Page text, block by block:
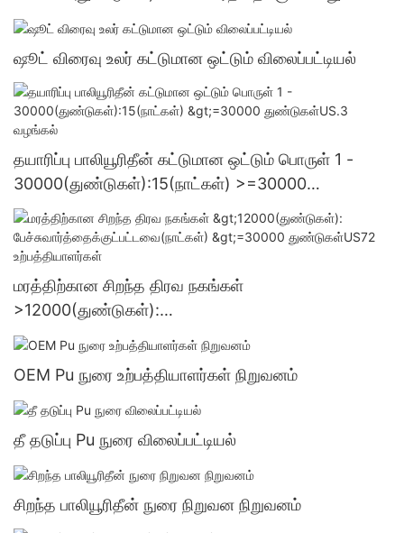
(நாட்கள்) 6000-29999 துண்டுகள்US.0 வழங்கல்
ஷூட் விரைவு உலர் கட்டுமான ஒட்டும் விலைப்பட்டியல்
தயாரிப்பு பாலியூரிதீன் கட்டுமான ஒட்டும் பொருள் 1 -
30000(துண்டுகள்):15(நாட்கள்) >=30000
துண்டுகள்US.3 வழங்கல்
மரத்திற்கான சிறந்த திரவ நகங்கள்
>12000(துண்டுகள்):
பேச்சுவார்த்தைக்குட்பட்டவை(நாட்கள்) >=30000
துண்டுகள்US72 உற்பத்தியாளர்கள்
OEM Pu நுரை உற்பத்தியாளர்கள் நிறுவனம்
தீ தடுப்பு Pu நுரை விலைப்பட்டியல்
சிறந்த பாலியூரிதீன் நுரை நிறுவன நிறுவனம்